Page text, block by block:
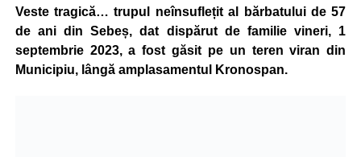
Veste tragică… trupul neînsuflețit al bărbatului de 57
de ani din Sebeș, dat dispărut de familie vineri, 1
septembrie 2023, a fost găsit pe un teren viran din
Municipiu, lângă amplasamentul Kronospan.